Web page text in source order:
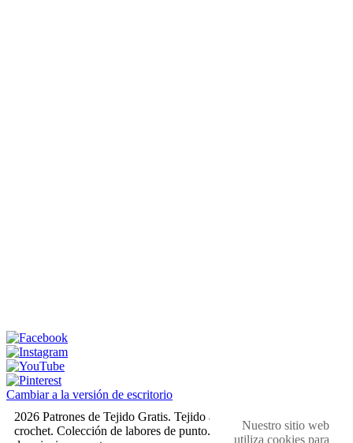
Cambiar a la versión de escritorio
2026 Patrones de Tejido Gratis. Tejido a dos agujas y
crochet. Colección de labores de punto. Muestras,Nuestro sitio web
utiliza cookies para